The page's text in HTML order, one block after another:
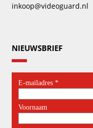
inkoop@videoguard.nl
NIEUWSBRIEF